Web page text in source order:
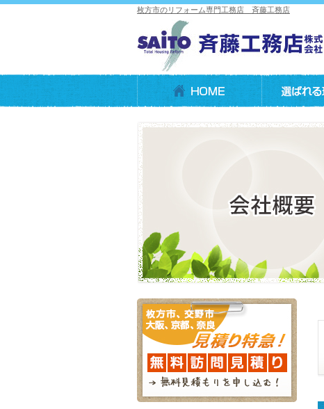
枚方市のリフォーム専門工務店 斉藤工務店